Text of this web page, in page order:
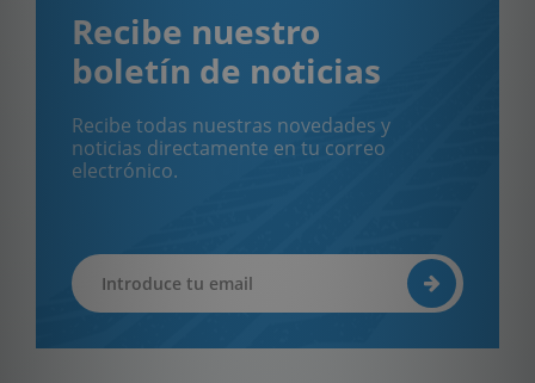
Recibe nuestro
boletín de noticias
Recibe todas nuestras novedades y
noticias directamente en tu correo
electrónico.